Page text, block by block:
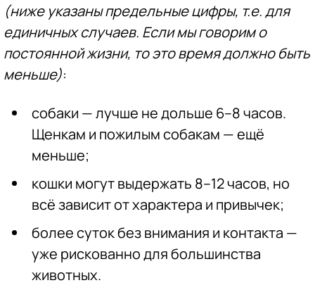
(ниже указаны предельные цифры, т.е. для
единичных случаев. Если мы говорим о
постоянной жизни, то это время должно быть
меньше):
собаки — лучше не дольше 6–8 часов.
Щенкам и пожилым собакам — ещё
меньше;
кошки могут выдержать 8–12 часов, но
всё зависит от характера и привычек;
более суток без внимания и контакта —
уже рискованно для большинства
животных.